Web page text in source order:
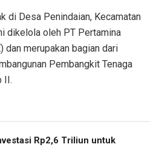
di Desa Penindaian, Kecamatan
dikelola oleh PT Pertamina
dan merupakan bagian dari
Pembangkit Tenaga
II.
Rp2,6 Triliun untuk